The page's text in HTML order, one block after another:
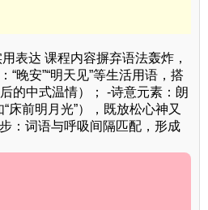
表达 课程内容摒弃语法轰炸，
“晚安”“明天见”等生活用语，搭
的中式温情）； -诗意元素：朗
床前明月光”），既放松心神又
：词语与呼吸间隔匹配，形成